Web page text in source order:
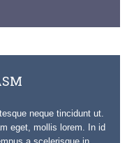
neque tincidunt ut.
eget, mollis lorem. In id